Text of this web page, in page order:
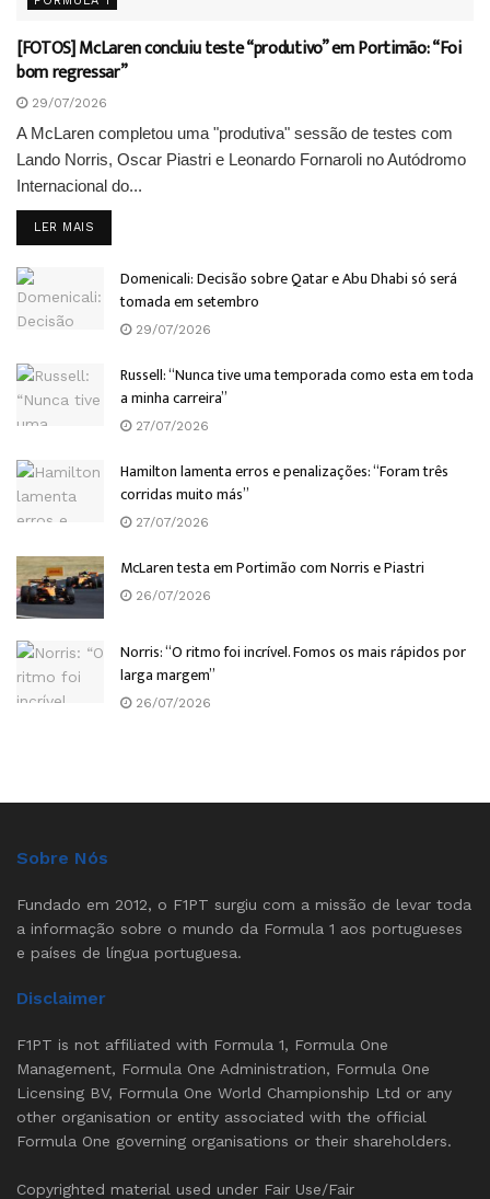
[FOTOS] McLaren concluiu teste “produtivo” em Portimão: “Foi
bom regressar”
29/07/2026
A McLaren completou uma "produtiva" sessão de testes com
Lando Norris, Oscar Piastri e Leonardo Fornaroli no Autódromo
Internacional do...
LER MAIS
Domenicali: Decisão sobre Qatar e Abu Dhabi só será
tomada em setembro
29/07/2026
Russell: “Nunca tive uma temporada como esta em toda
a minha carreira”
27/07/2026
Hamilton lamenta erros e penalizações: “Foram três
corridas muito más”
27/07/2026
McLaren testa em Portimão com Norris e Piastri
26/07/2026
Norris: “O ritmo foi incrível. Fomos os mais rápidos por
larga margem”
26/07/2026
Sobre Nós
Fundado em 2012, o F1PT surgiu com a missão de levar toda
a informação sobre o mundo da Formula 1 aos portugueses
e países de língua portuguesa.
Disclaimer
F1PT is not affiliated with Formula 1, Formula One
Management, Formula One Administration, Formula One
Licensing BV, Formula One World Championship Ltd or any
other organisation or entity associated with the official
Formula One governing organisations or their shareholders.
Copyrighted material used under Fair Use/Fair